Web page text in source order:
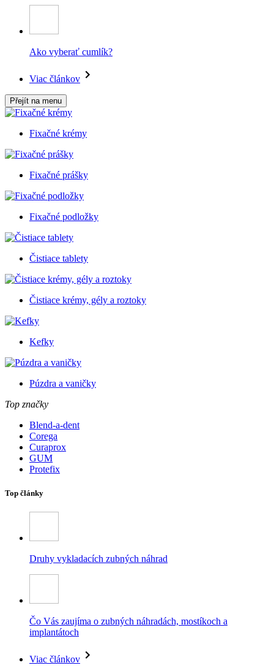
Ako vyberať cumlík?
Viac článkov
Přejít na menu
Fixačné krémy
Fixačné prášky
Fixačné podložky
Čistiace tablety
Čistiace krémy, gély a roztoky
Kefky
Púzdra a vaničky
Top značky
Blend-a-dent
Corega
Curaprox
GUM
Protefix
Top články
Druhy vykladacích zubných náhrad
Čo Vás zaujíma o zubných náhradách, mostíkoch a
implantátoch
Viac článkov